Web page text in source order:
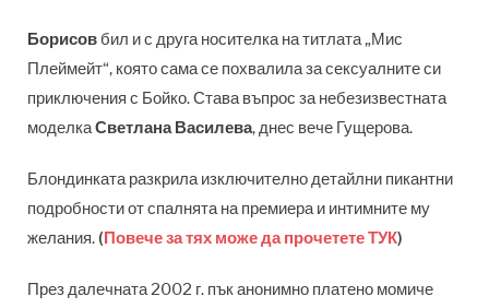
Борисов бил и с друга носителка на титлата „Мис
Плеймейт“, която сама се похвалила за сексуалните си
приключения с Бойко. Става въпрос за небезизвестната
моделкаСветлана Василева, днес вече Гущерова.
Блондинката разкрила изключително детайлни пикантни
подробности от спалнята на премиера и интимните му
желания.(Повече за тях може да прочетете ТУК)
През далечната 2002 г. пък анонимно платено момиче